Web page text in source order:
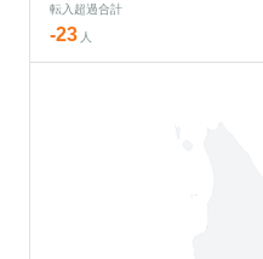
転入超過合計
-23 人